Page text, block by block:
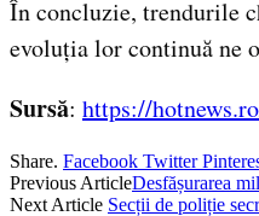
În concluzie, trendurile
evoluția lor continuă ne
Sursă: https://
Share. Facebook Twitter
Previous ArticleDesfășurarea
Next Article Secții de poliție